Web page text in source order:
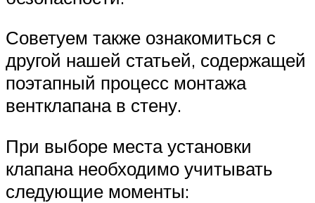
Советуем также ознакомиться с
другой нашей статьей, содержащей
поэтапный процесс монтажа
вентклапана в стену.
При выборе места установки
клапана необходимо учитывать
следующие моменты: